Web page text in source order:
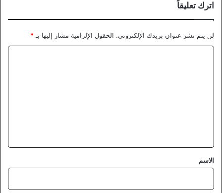
اترك تعليقاً
لن يتم نشر عنوان بريدك الإلكتروني. الحقول الإلزامية مشار إليها بـ*
*
الاسم